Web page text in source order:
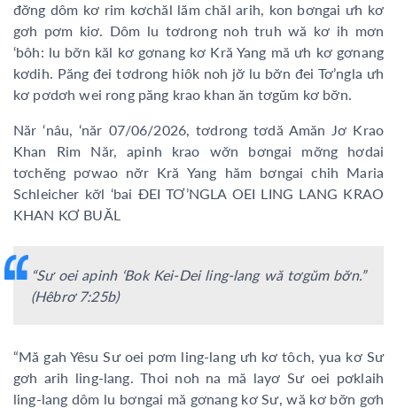
đơ̆ng dôm kơ rim kơchăl lăm chăl arih, kon bơngai ưh kơ
gơh pơm kiơ. Dôm lu tơdrong noh truh wă kơ ih mơn
‘bôh: lu bơ̆n kăl kơ gơnang kơ Kră Yang mă ưh kơ gơnang
kơdih. Păng đei tơdrong hiôk noh jơ̆ lu bơ̆n đei Tơ’ngla ưh
kơ pơdơh wei rong păng krao khan ăn tơgŭm kơ bơ̆n.
Năr ‘nâu, ‘năr 07/06/2026, tơdrong tơdă Amăn Jơ Krao
Khan Rim Năr, apinh krao wơ̆n bơngai mơ̆ng hơdai
tơchĕng pơwao nơ̆r Kră Yang hăm bơngai chih Maria
Schleicher kơ̆l ‘bai ĐEI TƠ’NGLA OEI LING LANG KRAO
KHAN KƠ BUĂL
“Sư oei apinh ‘Bok Kei-Dei ling-lang wă tơgŭm bơ̆n.”
(Hêbrơ 7:25b)
“Mă gah Yêsu Sư oei pơm ling-lang ưh kơ tôch, yua kơ Sư
gơh arih ling-lang. Thoi noh na mă layơ Sư oei pơklaih
ling-lang dôm lu bơngai mă gơnang kơ Sư, wă kơ bơ̆n gơh